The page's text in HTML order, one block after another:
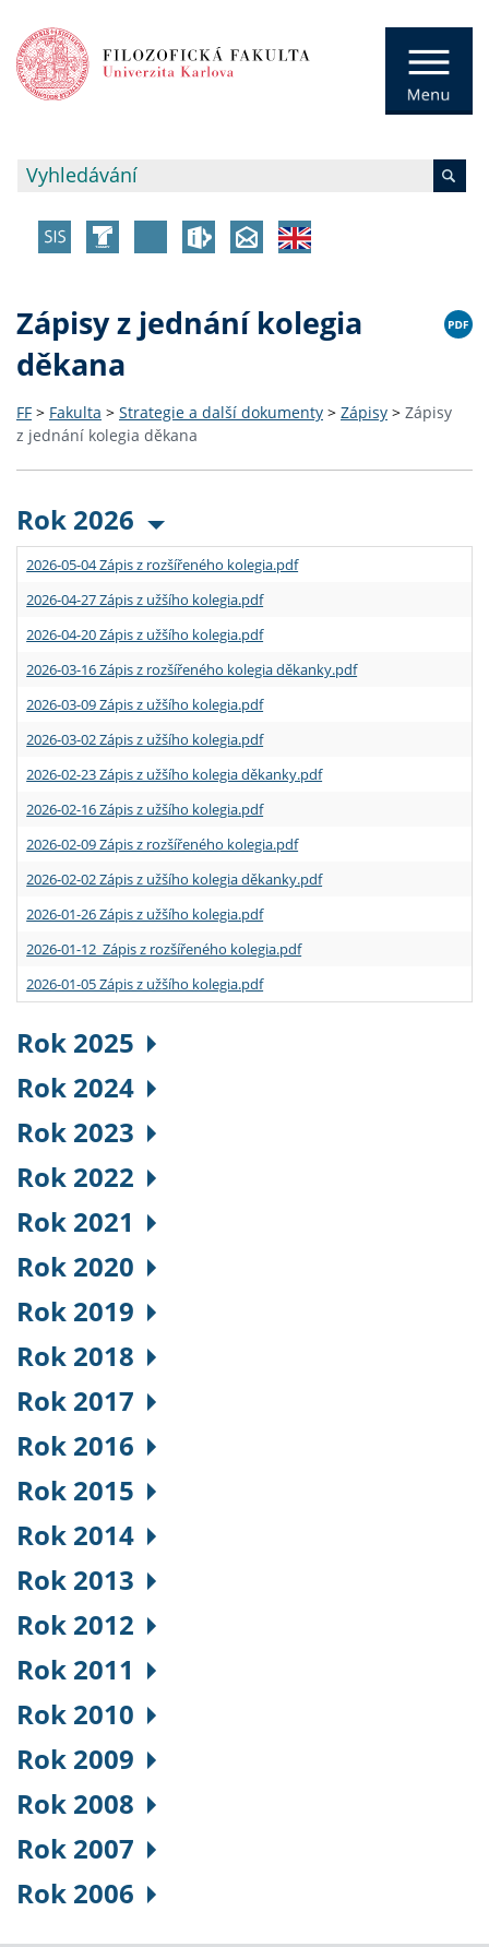
Zápisy z jednání kolegia
děkana
FF > Fakulta > Strategie a další dokumenty > Zápisy > Zápisy
z jednání kolegia děkana
Rok 2026
2026-05-04 Zápis z rozšířeného kolegia.pdf
2026-04-27 Zápis z užšího kolegia.pdf
2026-04-20 Zápis z užšího kolegia.pdf
2026-03-16 Zápis z rozšířeného kolegia děkanky.pdf
2026-03-09 Zápis z užšího kolegia.pdf
2026-03-02 Zápis z užšího kolegia.pdf
2026-02-23 Zápis z užšího kolegia děkanky.pdf
2026-02-16 Zápis z užšího kolegia.pdf
2026-02-09 Zápis z rozšířeného kolegia.pdf
2026-02-02 Zápis z užšího kolegia děkanky.pdf
2026-01-26 Zápis z užšího kolegia.pdf
2026-01-12 Zápis z rozšířeného kolegia.pdf
2026-01-05 Zápis z užšího kolegia.pdf
Rok 2025
Rok 2024
Rok 2023
Rok 2022
Rok 2021
Rok 2020
Rok 2019
Rok 2018
Rok 2017
Rok 2016
Rok 2015
Rok 2014
Rok 2013
Rok 2012
Rok 2011
Rok 2010
Rok 2009
Rok 2008
Rok 2007
Rok 2006